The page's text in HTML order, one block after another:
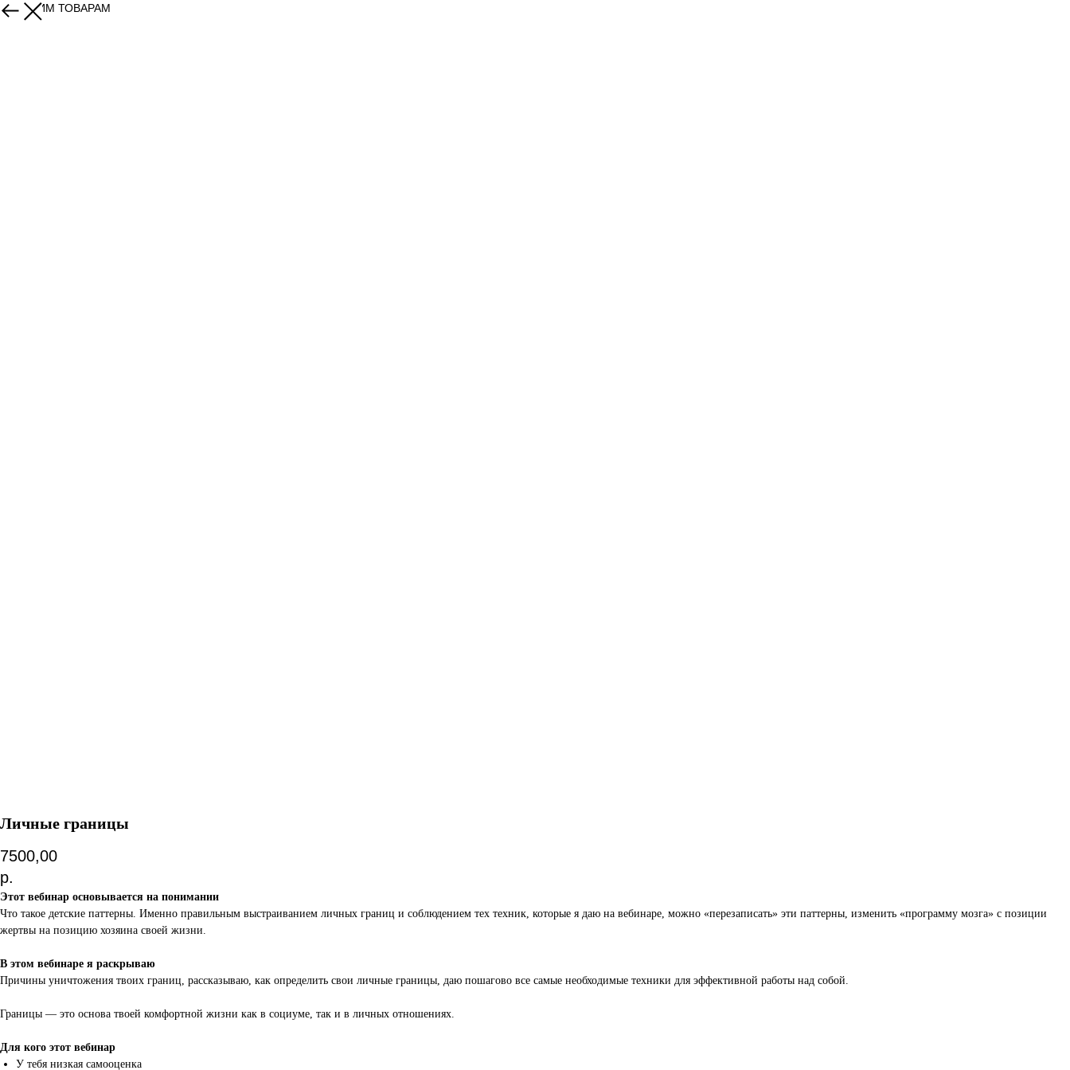
К ДРУГИМ ТОВАРАМ
Личные границы
7500,00
р.
Этот вебинар основывается на понимании
Что такое детские паттерны. Именно правильным выстраиванием личных границ и соблюдением тех техник, которые я даю на вебинаре, можно «перезаписать» эти паттерны, изменить «программу мозга» с позиции
жертвы на позицию хозяина своей жизни.
В этом вебинаре я раскрываю
Причины уничтожения твоих границ, рассказываю, как определить свои личные границы, даю пошагово все самые необходимые техники для эффективной работы над собой.
Границы — это основа твоей комфортной жизни как в социуме, так и в личных отношениях.
Для кого этот вебинар
У тебя низкая самооценка